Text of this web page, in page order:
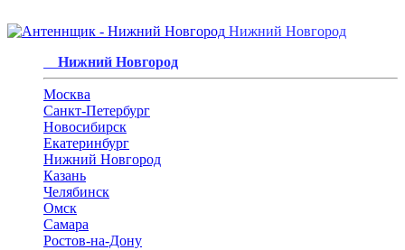
Нижний Новгород
Нижний Новгород
Москва
Санкт-Петербург
Новосибирск
Екатеринбург
Нижний Новгород
Казань
Челябинск
Омск
Самара
Ростов-на-Дону